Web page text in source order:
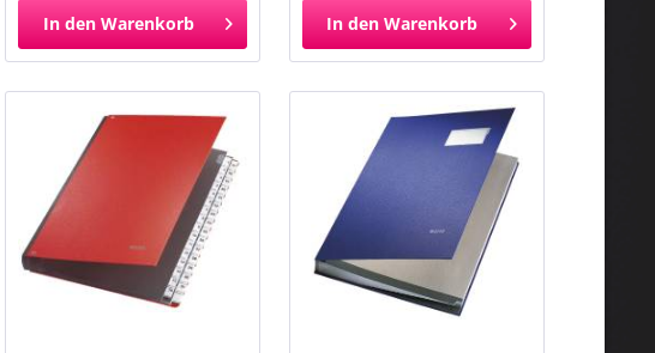
In den Warenkorb In den Warenkorb